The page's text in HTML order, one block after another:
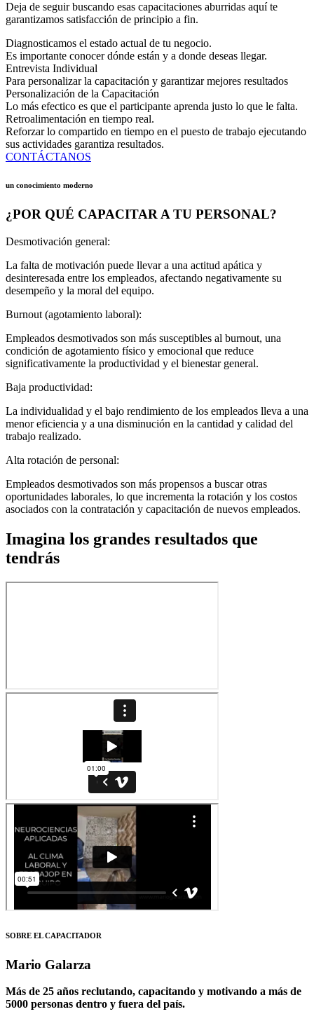
Deja de seguir buscando esas capacitaciones aburridas aquí te
garantizamos satisfacción de principio a fin.
Diagnosticamos el estado actual de tu negocio.
Es importante conocer dónde están y a donde deseas llegar.
Entrevista Individual
Para personalizar la capacitación y garantizar mejores resultados
Personalización de la Capacitación
Lo más efectico es que el participante aprenda justo lo que le falta.
Retroalimentación en tiempo real.
Reforzar lo compartido en tiempo en el puesto de trabajo ejecutando
sus actividades garantiza resultados.
CONTÁCTANOS
un conocimiento moderno
¿POR QUÉ CAPACITAR A TU PERSONAL?
Desmotivación general:
La falta de motivación puede llevar a una actitud apática y
desinteresada entre los empleados, afectando negativamente su
desempeño y la moral del equipo.
Burnout (agotamiento laboral):
Empleados desmotivados son más susceptibles al burnout, una
condición de agotamiento físico y emocional que reduce
significativamente la productividad y el bienestar general.
Baja productividad:
La individualidad y el bajo rendimiento de los empleados lleva a una
menor eficiencia y a una disminución en la cantidad y calidad del
trabajo realizado.
Alta rotación de personal:
Empleados desmotivados son más propensos a buscar otras
oportunidades laborales, lo que incrementa la rotación y los costos
asociados con la contratación y capacitación de nuevos empleados.
Imagina los grandes resultados que
tendrás
SOBRE EL CAPACITADOR
Mario Galarza
Más de 25 años reclutando, capacitando y motivando a más de
5000 personas dentro y fuera del país.